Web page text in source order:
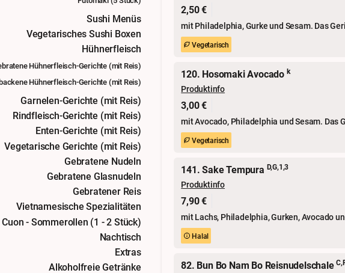
Sushi Menüs
Vegetarisches Sushi Boxen
Hühnerfleisch
Hühnerfleisch-Gerichte (mit Reis)
Hühnerfleisch-Gerichte (mit Reis)
Garnelen-Gerichte (mit Reis)
Rindfleisch-Gerichte (mit Reis)
Enten-Gerichte (mit Reis)
Vegetarische Gerichte (mit Reis)
Gebratene Nudeln
Gebratene Glasnudeln
Gebratener Reis
Vietnamesische Spezialitäten
Cuon - Sommerollen (1 - 2 Stück)
Nachtisch
Extras
Alkoholfreie Getränke
2,50 €
mit Philadelphia, Gurke und Sesam. Das
Vegetarisch
120. Hosomaki Avocado k
Produktinfo
3,00 €
mit Avocado, Philadelphia und Sesam. Das
Vegetarisch
141. Sake Tempura D,G,1,3
Produktinfo
7,90 €
mit Lachs, Philadelphia, Gurken, Avocado
Halal
82. Bun Bo Nam Bo Reisnudelschale